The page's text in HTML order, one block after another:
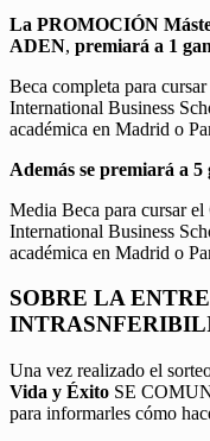
La PROMOCIÓN
ADEN, premiará a 1
Beca completa para cursar
International Business
académica en Madrid o
Además se premiará a
Media Beca para cursar el
International Business
académica en Madrid o
SOBRE LA
Una vez realizado el
Vida y Éxito SE
para informarles cómo